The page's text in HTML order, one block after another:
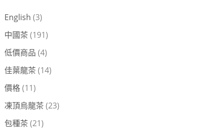
English (3)
中國茶 (191)
低價商品 (4)
佳葉龍茶 (14)
價格(11)
凍頂烏龍茶 (23)
包種茶 (21)